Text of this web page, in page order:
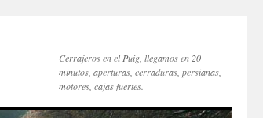
Cerrajeros en el Puig, llegamos en 20
minutos, aperturas, cerraduras, persianas,
motores, cajas fuertes.